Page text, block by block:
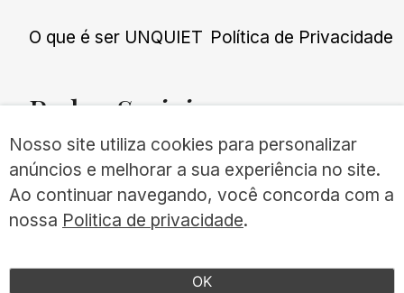
O que é ser UNQUIET Política de Privacidade
RedesSociais
TODOS OS DIREITOS RESERVADOS
Nosso site utiliza cookies para personalizar
anúncios e melhorar a sua experiência no site.
Ao continuar navegando, você concorda com a
nossa Politica de privacidade.
OK